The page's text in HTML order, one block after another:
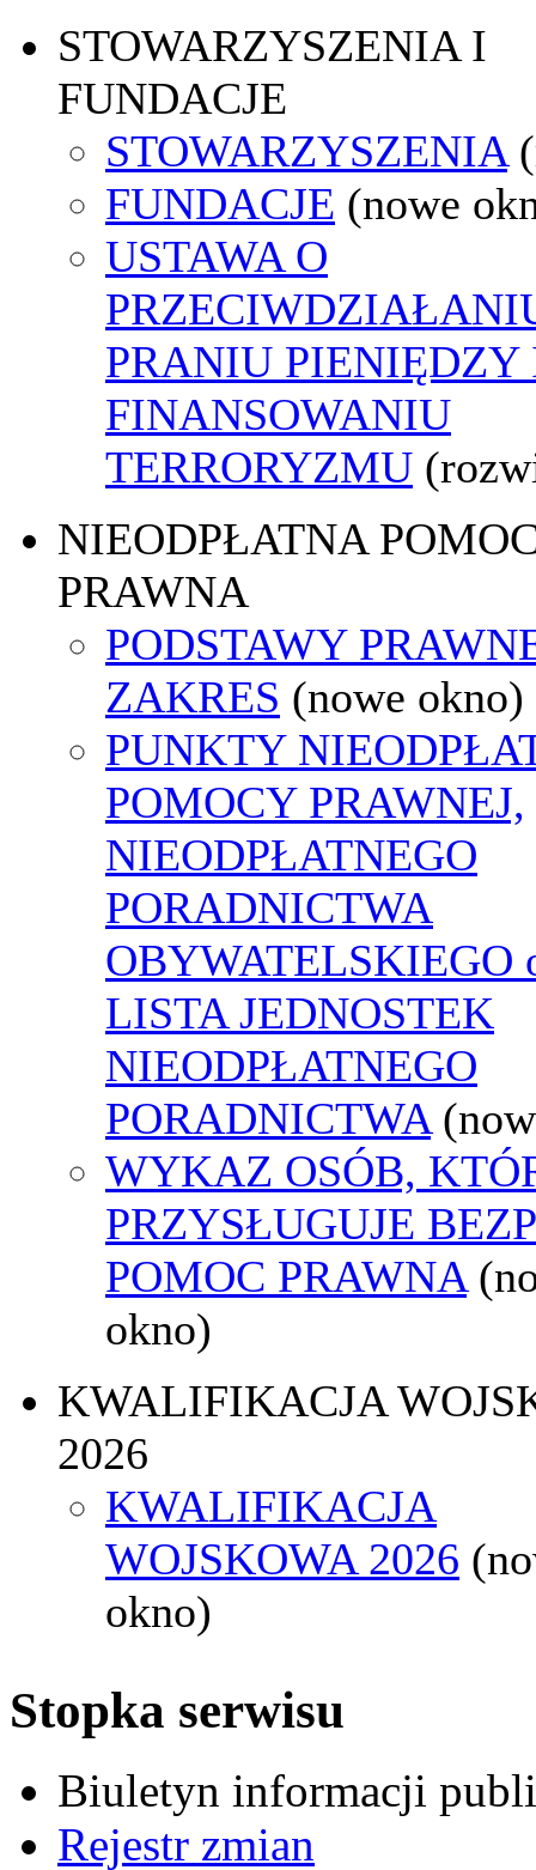
STOWARZYSZENIA I
FUNDACJE
STOWARZYSZENIA
FUNDACJE (nowe
USTAWA O
PRANIU PIENIĘDZY
FINANSOWANIU
TERRORYZMU
NIEODPŁATNA
PRAWNA
PODSTAWY
ZAKRES (nowe okno)
PUNKTY
POMOCY PRAWNEJ,
NIEODPŁATNEGO
PORADNICTWA
OBYWATELSKIEGO
LISTA JEDNOSTEK
NIEODPŁATNEGO
PORADNICTWA
WYKAZ OSÓB,
PRZYSŁUGUJE
POMOC PRAWNA
okno)
KWALIFIKACJA
2026
KWALIFIKACJA
WOJSKOWA 2026
okno)
Stopka serwisu
Biuletyn informacji
Rejestr zmian